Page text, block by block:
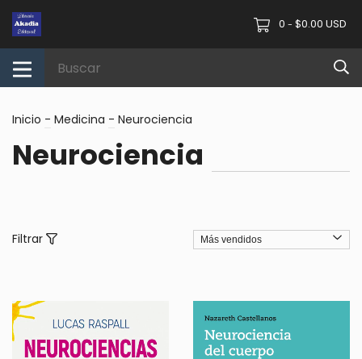
0 - $0.00 USD
Inicio - Medicina - Neurociencia
Neurociencia
Filtrar